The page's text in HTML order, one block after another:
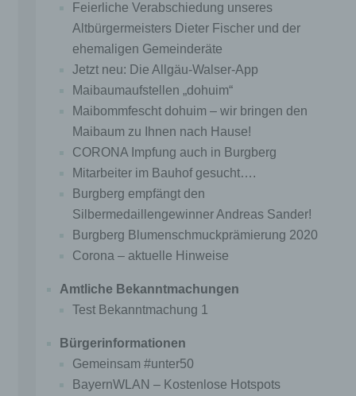
Feierliche Verabschiedung unseres
Altbürgermeisters Dieter Fischer und der
ehemaligen Gemeinderäte
Jetzt neu: Die Allgäu-Walser-App
Maibaumaufstellen „dohuim“
Maibommfescht dohuim – wir bringen den
Maibaum zu Ihnen nach Hause!
CORONA Impfung auch in Burgberg
Mitarbeiter im Bauhof gesucht….
Burgberg empfängt den
Silbermedaillengewinner Andreas Sander!
Burgberg Blumenschmuckprämierung 2020
Corona – aktuelle Hinweise
Amtliche Bekanntmachungen
Test Bekanntmachung 1
Bürgerinformationen
Gemeinsam #unter50
BayernWLAN – Kostenlose Hotspots
87545 Burgberg
Deutschland
49832167220
E-Mail: info@burgberg.de
DE 128804114
Cookies / SessionStorage / LocalStorage
Die Internetseiten verwenden teilweise so
genannte Cookies, LocalStorage und
SessionStorage. Dies dient dazu, unser Angebot
machen. Local Storage und SessionStorage ist
eine Technologie, mit welcher ihr Browser Daten
abspeichert. Cookies sind Textdateien, welche
über einen Internetbrowser auf einem
Computersystem abgelegt und gespeichert
werden. Sie können die Verwendung von Cookies,